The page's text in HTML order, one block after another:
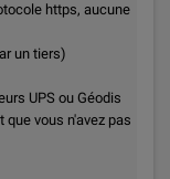
https, aucune
un tiers)
UPS ou Géodis
vous n'avez pas